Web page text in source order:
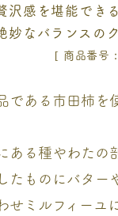
沢感を堪能でき
妙なバランスの
商品番号
である市田柿を
ある種やわたの
たものにバター
せミルフィーユ